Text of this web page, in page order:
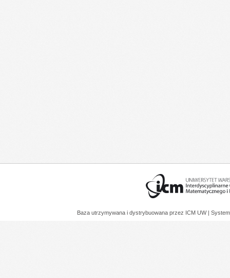
Baza utrzymywana i dystrybuowana przez ICM UW |